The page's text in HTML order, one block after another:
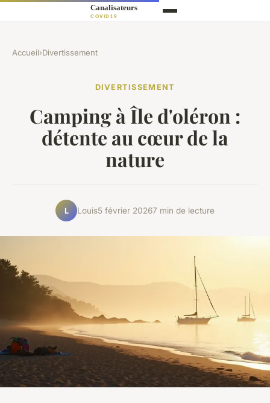
Accueil›Divertissement
DIVERTISSEMENT
Camping à Île d'oléron :
détente au cœur de la
nature
L Louis5 février 20267 min de lecture